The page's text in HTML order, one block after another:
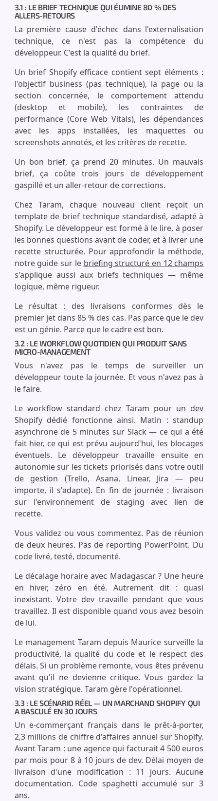
3.1 : LE BRIEF TECHNIQUE QUI ÉLIMINE 80 % DES
ALLERS-RETOURS
La première cause d'échec dans l'externalisation
technique, ce n'est pas la compétence du
développeur. C'est la qualité du brief.
Un brief Shopify efficace contient sept éléments :
l'objectif business (pas technique), la page ou la
section concernée, le comportement attendu
(desktop et mobile), les contraintes de
performance (Core Web Vitals), les dépendances
avec les apps installées, les maquettes ou
screenshots annotés, et les critères de recette.
Un bon brief, ça prend 20 minutes. Un mauvais
brief, ça coûte trois jours de développement
gaspillé et un aller-retour de corrections.
Chez Taram, chaque nouveau client reçoit un
template de brief technique standardisé, adapté à
Shopify. Le développeur est formé à le lire, à poser
les bonnes questions avant de coder, et à livrer une
recette structurée. Pour approfondir la méthode,
notre guide sur le briefing structuré en 12 champs
s'applique aussi aux briefs techniques — même
logique, même rigueur.
Le résultat : des livraisons conformes dès le
premier jet dans 85 % des cas. Pas parce que le dev
est un génie. Parce que le cadre est bon.
3.2 : LE WORKFLOW QUOTIDIEN QUI PRODUIT SANS
MICRO-MANAGEMENT
Vous n'avez pas le temps de surveiller un
développeur toute la journée. Et vous n'avez pas à
le faire.
Le workflow standard chez Taram pour un dev
Shopify dédié fonctionne ainsi. Matin : standup
asynchrone de 5 minutes sur Slack — ce qui a été
fait hier, ce qui est prévu aujourd'hui, les blocages
éventuels. Le développeur travaille ensuite en
autonomie sur les tickets priorisés dans votre outil
de gestion (Trello, Asana, Linear, Jira — peu
importe, il s'adapte). En fin de journée : livraison
sur l'environnement de staging avec lien de
recette.
Vous validez ou vous commentez. Pas de réunion
de deux heures. Pas de reporting PowerPoint. Du
code livré, testé, documenté.
Le décalage horaire avec Madagascar ? Une heure
en hiver, zéro en été. Autrement dit : quasi
inexistant. Votre dev travaille pendant que vous
travaillez. Il est disponible quand vous avez besoin
de lui.
Le management Taram depuis Maurice surveille la
productivité, la qualité du code et le respect des
délais. Si un problème remonte, vous êtes prévenu
avant qu'il ne devienne critique. Vous gardez la
vision stratégique. Taram gère l'opérationnel.
3.3 : LE SCÉNARIO RÉEL — UN MARCHAND SHOPIFY QUI
A BASCULÉ EN 30 JOURS
Un e-commerçant français dans le prêt-à-porter,
2,3 millions de chiffre d'affaires annuel sur Shopify.
Avant Taram : une agence qui facturait 4 500 euros
par mois pour 8 à 10 jours de dev. Délai moyen de
livraison d'une modification : 11 jours. Aucune
documentation. Code spaghetti accumulé sur 3
ans.